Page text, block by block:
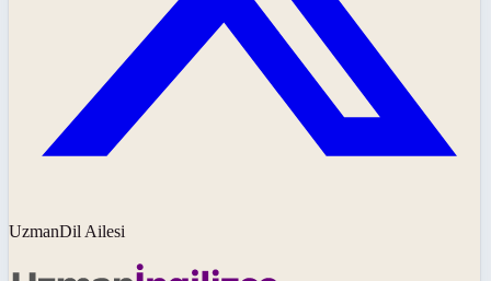
UzmanDil Ailesi